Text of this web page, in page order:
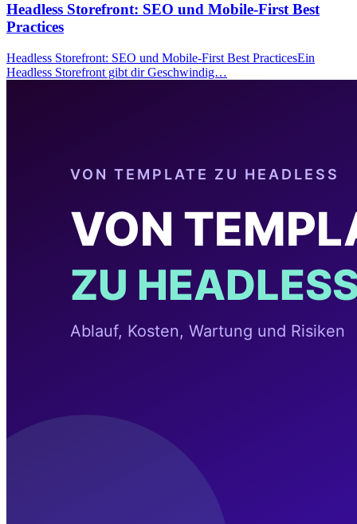
Headless Storefront: SEO und Mobile-First Best
Practices
Headless Storefront: SEO und Mobile-First Best PracticesEin
Headless Storefront gibt dir Geschwindig…